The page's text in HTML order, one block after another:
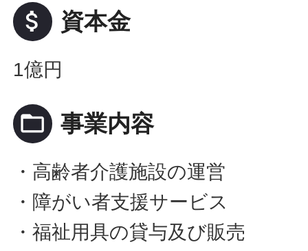
attach_money 資本金
1億円
folder_open 事業内容
・高齢者介護施設の運営
・障がい者支援サービス
・福祉用具の貸与及び販売